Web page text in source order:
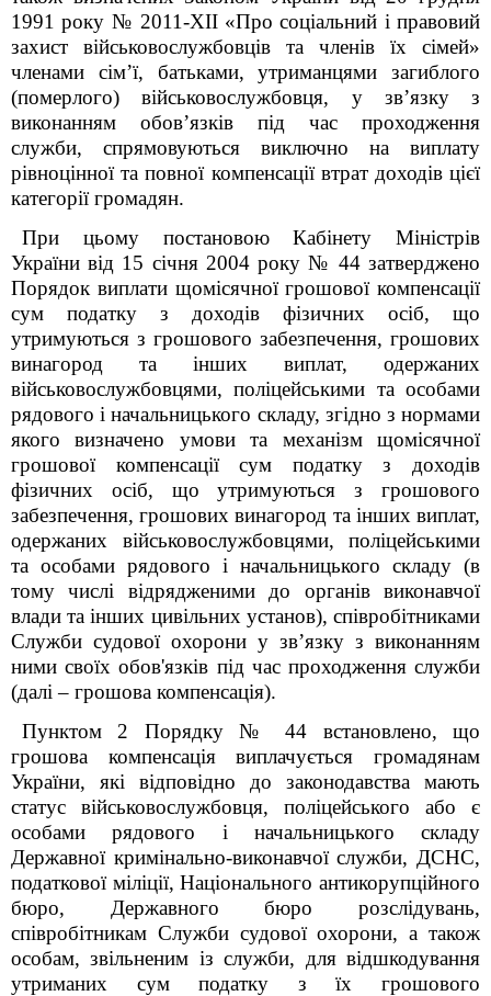
1991 року № 2011-XII «Про соціальний і правовий
захист військовослужбовців та членів їх сімей»
членами сім’ї, батьками, утриманцями загиблого
(померлого) військовослужбовця, у зв’язку з
виконанням обов’язків під час проходження
служби, спрямовуються виключно на виплату
рівноцінної та повної компенсації втрат доходів цієї
категорії громадян.
При цьому постановою Кабінету Міністрів
України від 15 січня 2004 року № 44 затверджено
Порядок виплати щомісячної грошової компенсації
сум податку з доходів фізичних осіб, що
утримуються з грошового забезпечення, грошових
винагород та інших виплат, одержаних
військовослужбовцями, поліцейськими та особами
рядового і начальницького складу, згідно з нормами
якого визначено умови та механізм щомісячної
грошової компенсації сум податку з доходів
фізичних осіб, що утримуються з грошового
забезпечення, грошових винагород та інших виплат,
одержаних військовослужбовцями, поліцейськими
та особами рядового і начальницького складу (в
тому числі відрядженими до органів виконавчої
влади та інших цивільних установ), співробітниками
Служби судової охорони у зв’язку з виконанням
ними своїх обов'язків під час проходження служби
(далі – грошова компенсація).
Пунктом 2 Порядку № 44 встановлено, що
грошова компенсація виплачується громадянам
України, які відповідно до законодавства мають
статус військовослужбовця, поліцейського або є
особами рядового і начальницького складу
Державної кримінально-виконавчої служби, ДСНС,
податкової міліції, Національного антикорупційного
бюро, Державного бюро розслідувань,
співробітникам Служби судової охорони, а також
особам, звільненим із служби, для відшкодування
утриманих сум податку з їх грошового